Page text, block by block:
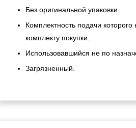
Без оригинальной упаковки.
Комплектность подачи которого
комплекту покупки.
Использовавшийся не по
Загрязненный.